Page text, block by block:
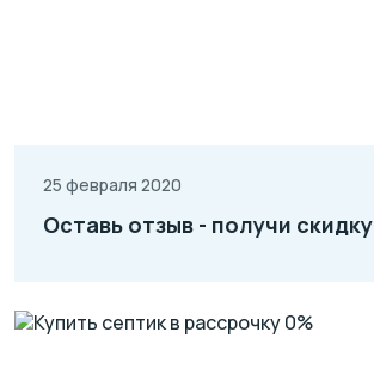
25 февраля 2020
Оставь отзыв - получи скидку